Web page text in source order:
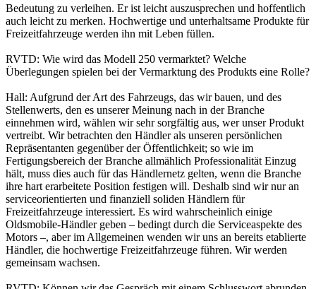
Bedeutung zu verleihen. Er ist leicht auszusprechen und hoffentlich
auch leicht zu merken. Hochwertige und unterhaltsame Produkte für
Freizeitfahrzeuge werden ihn mit Leben füllen.
RVTD: Wie wird das Modell 250 vermarktet? Welche
Überlegungen spielen bei der Vermarktung des Produkts eine Rolle?
Hall: Aufgrund der Art des Fahrzeugs, das wir bauen, und des
Stellenwerts, den es unserer Meinung nach in der Branche
einnehmen wird, wählen wir sehr sorgfältig aus, wer unser Produkt
vertreibt. Wir betrachten den Händler als unseren persönlichen
Repräsentanten gegenüber der Öffentlichkeit; so wie im
Fertigungsbereich der Branche allmählich Professionalität Einzug
hält, muss dies auch für das Händlernetz gelten, wenn die Branche
ihre hart erarbeitete Position festigen will. Deshalb sind wir nur an
serviceorientierten und finanziell soliden Händlern für
Freizeitfahrzeuge interessiert. Es wird wahrscheinlich einige
Oldsmobile-Händler geben – bedingt durch die Serviceaspekte des
Motors –, aber im Allgemeinen wenden wir uns an bereits etablierte
Händler, die hochwertige Freizeitfahrzeuge führen. Wir werden
gemeinsam wachsen.